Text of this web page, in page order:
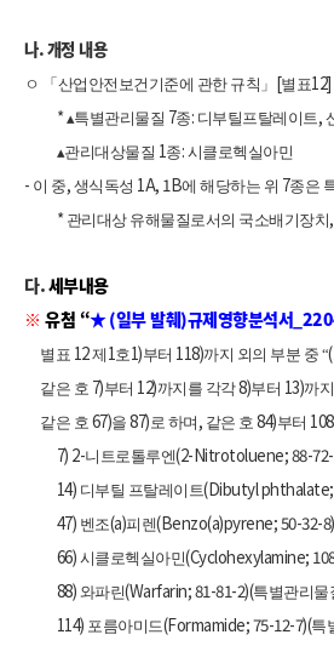
나.개정 내용
ㅇ 「산업안전보건기준에 관한 규칙」 [별표12]
*▴특별관리물질 7종: 디부틸프탈레이트,
▴관리대상물질 1종: 시클로헥실아민
- 이 중, 생식독성 1A, 1B에 해당하는 위 7종은
* 관리대상 유해물질로서의 국소배기장치,
다.세부내용
※ 유첨 “★(일부 발췌)규제영향분석서
별표 12제 1호1)부터 118)까지 외의 부분 중 “
같은 호 7)부터 12)까지를 각각8)부터 13)까
같은 호 67)을 87)로 하며 , 같은 호 84)부터
7) 2-니트로톨루엔(2-Nitrotoluene; 88-
14) 디부틸 프탈레이트(Dibutyl phthalate;
47) 벤조(a)피렌(Benzo(a)pyrene; 50-32-
66) 시클로헥실아민(Cyclohexylamine;
88) 와파린(Warfarin; 81-81-2)(특별관리물
114) 포름아미드(Formamide; 75-12-7)(특